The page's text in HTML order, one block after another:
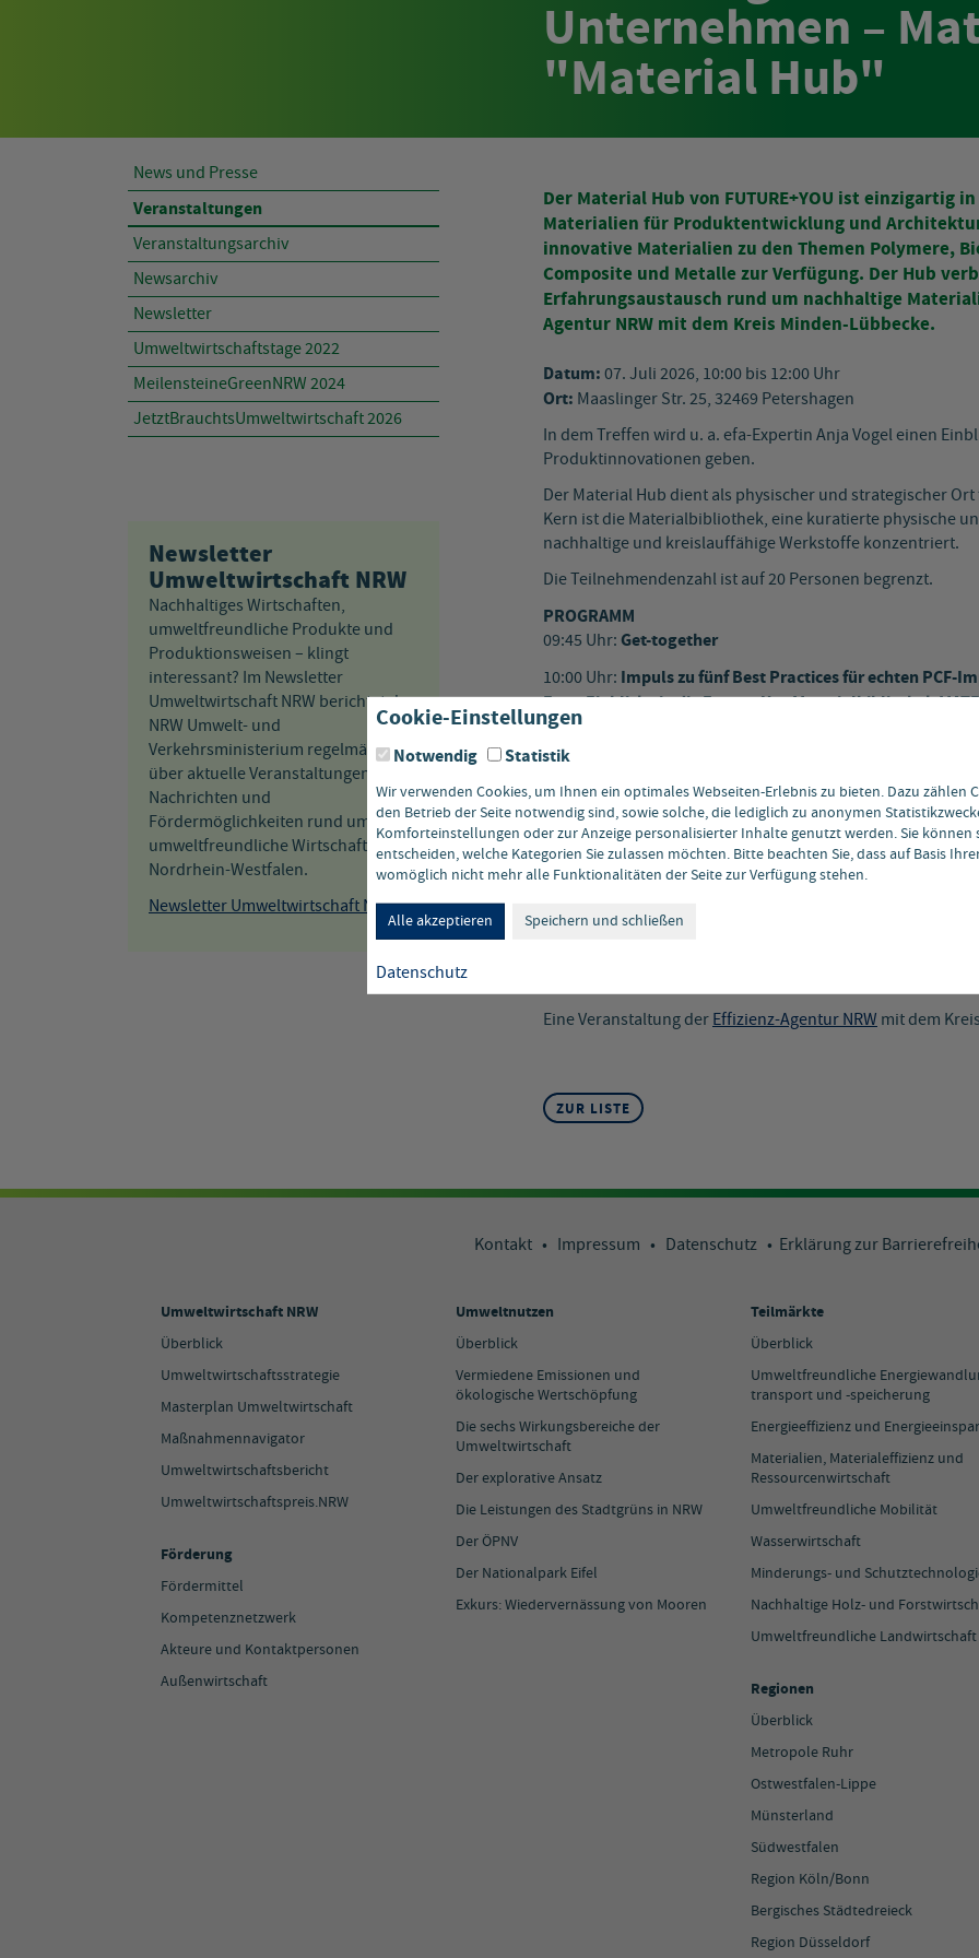
Unternehmen –
"Material Hub"
Der Material Hub von FUTURE+YOU ist einzigartig
Materialien für Produktentwicklung und
innovative Materialien zu den Themen Polymere,
Composite und Metalle zur Verfügung. Der Hub
Erfahrungsaustausch rund um nachhaltige
Agentur NRW mit dem Kreis Minden-Lübbecke.
Datum:07. Juli 2026, 10:00 bis 12:00 Uhr
Ort: Maaslinger Str. 25, 32469 Petershagen
In dem Treffen wird u. a. efa-Expertin Anja Vogel einen
Produktinnovationen geben.
Der Material Hub dient als physischer und strategischer
Kern ist die Materialbibliothek, eine kuratierte physische
nachhaltige und kreislauffähige Werkstoffe konzentriert.
Die Teilnehmendenzahl ist auf 20 Personen begrenzt.
PROGRAMM
09:45 Uhr:Get-together
10:00 Uhr: Impuls zu fünf Best Practices für echten PCF-
Erste Einblicke in die Future+You Materialbibliothek
Barbara Busse, Future+You
Hands-On und Workshop
Herausforderungen der Teilnehmenden im Fokus – mit
Perspektiven
Impuls zu Quickstart in Fördermöglichkeiten rund um
Anja Vogel, Effizienz-Agentur NRW
11:30 Uhr:
Networking bei Snacks und Getränken
Eine Veranstaltung derEffizienz-Agentur NRW mit dem
ZUR LISTE
News und Presse
Veranstaltungen
Veranstaltungsarchiv
Newsarchiv
Newsletter
Umweltwirtschaftstage 2022
MeilensteineGreenNRW 2024
JetztBrauchtsUmweltwirtschaft 2026
Newsletter
Umweltwirtschaft NRW
Nachhaltiges Wirtschaften,
umweltfreundliche Produkte und
Produktionsweisen – klingt
interessant? Im Newsletter
Umweltwirtschaft NRW berichtet das
NRW Umwelt- und
Verkehrsministerium regelmäßig
über aktuelle Veranstaltungen,
Nachrichten und
Fördermöglichkeiten rund um das
umweltfreundliche Wirtschaften in
Nordrhein-Westfalen.
Newsletter Umweltwirtschaft NRW
Kontakt • Impressum • Datenschutz • Erklärung zur
Umweltwirtschaft NRW
Überblick
Umweltwirtschaftsstrategie
Masterplan Umweltwirtschaft
Maßnahmennavigator
Umweltwirtschaftsbericht
Umweltwirtschaftspreis.NRW
Förderung
Fördermittel
Kompetenznetzwerk
Akteure und Kontaktpersonen
Außenwirtschaft
Umweltnutzen
Überblick
Vermiedene Emissionen und
ökologische Wertschöpfung
Die sechs Wirkungsbereiche der
Umweltwirtschaft
Der explorative Ansatz
Die Leistungen des Stadtgrüns in NRW
Der ÖPNV
Der Nationalpark Eifel
Exkurs: Wiedervernässung von Mooren
Teilmärkte
Überblick
Umweltfreundliche
transport und -speicherung
Energieeffizienz und
Materialien, Materialeffizienz und
Ressourcenwirtschaft
Umweltfreundliche Mobilität
Wasserwirtschaft
Minderungs- und
Nachhaltige Holz- und
Umweltfreundliche Landwirtschaft
Regionen
Überblick
Metropole Ruhr
Ostwestfalen-Lippe
Münsterland
Südwestfalen
Region Köln/Bonn
Bergisches Städtedreieck
Region Düsseldorf
Cookie-Einstellungen
Notwendig Statistik
Wir verwenden Cookies, um Ihnen ein optimales Webseiten-Erlebnis zu bieten. Dazu zählen
den Betrieb der Seite notwendig sind, sowie solche, die lediglich zu anonymen
Komforteinstellungen oder zur Anzeige personalisierter Inhalte genutzt werden. Sie können
entscheiden, welche Kategorien Sie zulassen möchten. Bitte beachten Sie, dass auf Basis
womöglich nicht mehr alle Funktionalitäten der Seite zur Verfügung stehen.
Alle akzeptieren Speichern und schließen
Datenschutz